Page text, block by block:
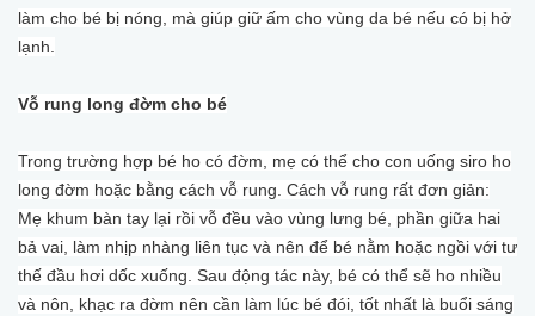
làm cho bé bị nóng, mà giúp giữ ấm cho vùng da bé nếu có bị hở
lạnh.
Vỗ rung long đờm cho bé
Trong trường hợp bé ho có đờm, mẹ có thể cho con uống siro ho
long đờm hoặc bằng cách vỗ rung. Cách vỗ rung rất đơn giản:
Mẹ khum bàn tay lại rồi vỗ đều vào vùng lưng bé, phần giữa hai
bả vai, làm nhịp nhàng liên tục và nên để bé nằm hoặc ngồi với tư
thế đầu hơi dốc xuống. Sau động tác này, bé có thể sẽ ho nhiều
và nôn, khạc ra đờm nên cần làm lúc bé đói, tốt nhất là buổi sáng